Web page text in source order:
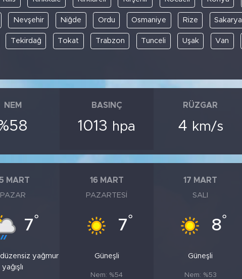
Nevşehir Niğde Ordu Osmaniye Rize Sakarya
Tekirdağ Tokat Trabzon Tunceli Uşak Van
NEM BASINÇ
1013 hpa
RÜZGAR
4 km/s
MART
PAZAR
7°
yağmur
yağışlı
16 MART
PAZARTESI
7°
Güneşli
Nem: %54
17 MART
SALI
8°
Güneşli
Nem: %53